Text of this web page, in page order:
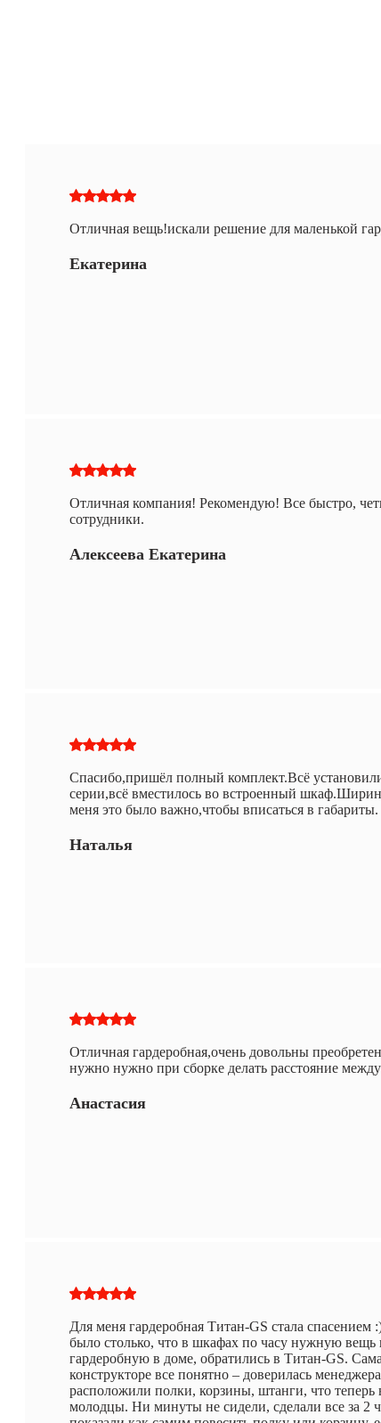
Отличная вещь!искали решение для маленькой
Екатерина
Отличная компания! Рекомендую! Все быстро,
сотрудники.
Алексеева Екатерина
Спасибо,пришёл полный комплект.Всё
серии,всё вместилось во встроенный
меня это было важно,чтобы вписаться в габариты.
Наталья
Отличная гардеробная,очень довольны
нужно нужно при сборке делать расстояние
Анастасия
Для меня гардеробная Титан-GS стала
было столько, что в шкафах по часу нужную
гардеробную в доме, обратились в Титан-GS. Сама
конструкторе все понятно – доверилась
расположили полки, корзины, штанги, что
молодцы. Ни минуты не сидели, сделали все за 2